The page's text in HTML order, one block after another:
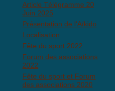
Article Télégramme 20
Juin 2025
Présentation de l'Aïkido
Localisation
Fête du sport 2022
Forum des associations
2022
Fête du sport et Forum
des associations 2020